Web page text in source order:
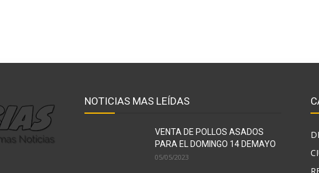
NOTICIAS MAS LEÍDAS
VENTA DE POLLOS ASADOS
PARA EL DOMINGO 14 DEMAYO
05/05/2023